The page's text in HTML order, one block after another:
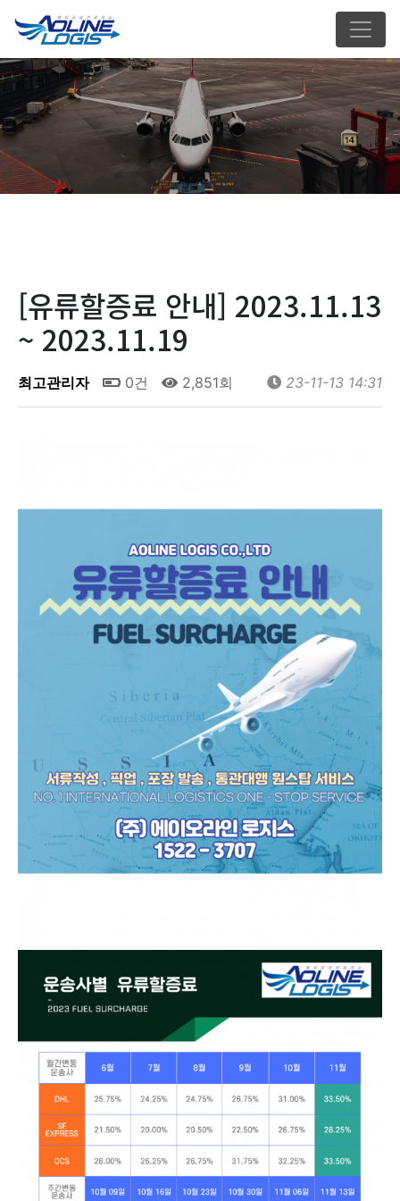
[유류할증료 안내] 2023.11.13
~ 2023.11.19
최고관리자 0건 2,851회 23-11-13 14:31